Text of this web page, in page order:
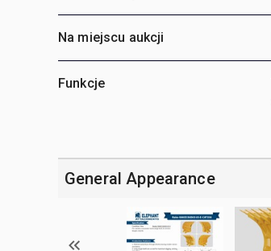
Na miejscu aukcji
Funkcje
General Appearance